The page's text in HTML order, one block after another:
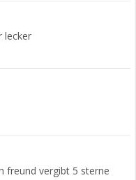
lecker
freund vergibt 5 sterne